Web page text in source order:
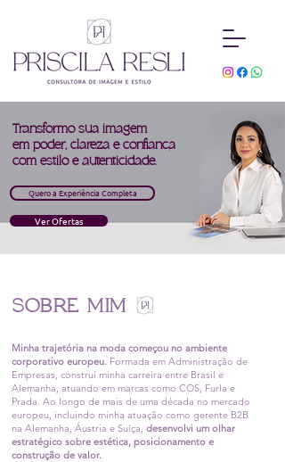
Transformo sua imagem
em poder, clareza e confianca
com estilo e autenticidade.
,
Quero a Experiência Completa
Ver Ofertas
SOBRE MIM
Minha trajetória na moda começou no ambiente
corporativo europeu. Formada em Administração de
Empresas, construí minha carreira entre Brasil e
Alemanha, atuando em marcas como COS, Furla e
Prada. Ao longo de mais de uma década no mercado
europeu, incluindo minha atuação como gerente B2B
na Alemanha, Áustria e Suíça, desenvolvi um olhar
estratégico sobre estética, posicionamento e
construção de valor.